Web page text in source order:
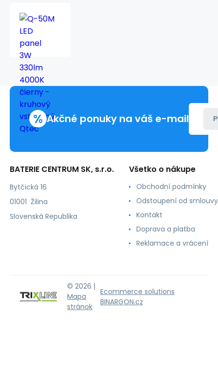
čierny
vstavaný
% Akčné ponuky na váš e-mail
BATERIE CENTRUM SK, s.r.o.
Bytčická 16
01001 Žilina
Slovenská Republika
Všetko o nákupe
Obchodní podmínky
Odstoupení od smlouvy
Kontakt
Doprava a platba
Reklamace a vrácení
© 2026 |
Mapa
stránok
Ecommerce solutions
BINARGON.cz